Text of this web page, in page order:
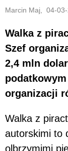
Marcin Maj, 04-
Walka z
Szef
2,4 mln
organizacji
Walka z
autorskimi to
olbrzymimi